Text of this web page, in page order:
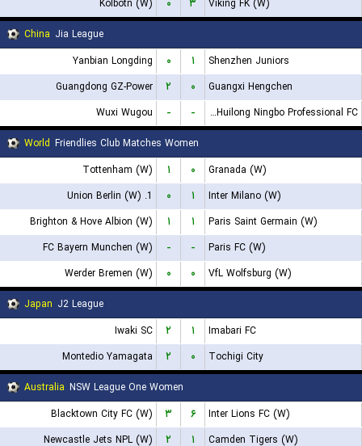
Kolbotn (W) ۰ ۳
Viking FK (W)
China Jia League
Yanbian Longding
۰ ۱
Shenzhen Juniors
Guangdong GZ-Power
۲ ۰
Guangxi Hengchen
Wuxi Wugou
- -
Shanghai Jiading Huilong Ningbo Professional FC
World Friendlies Club Matches Women
Tottenham (W)
۱ ۰
Granada (W)
1. Union Berlin (W)
۰ ۱
Inter Milano (W)
Brighton & Hove Albion (W)
۱ ۱
Paris Saint Germain (W)
FC Bayern Munchen (W)
- -
Paris FC (W)
Werder Bremen (W)
۰ ۰
VfL Wolfsburg (W)
Japan J2 League
Iwaki SC
۲ ۱
Imabari FC
Montedio Yamagata
۲ ۰
Tochigi City
Australia NSW League One Women
Blacktown City FC (W)
۳ ۶
Inter Lions FC (W)
Newcastle Jets NPL (W)
۲ ۱
Camden Tigers (W)